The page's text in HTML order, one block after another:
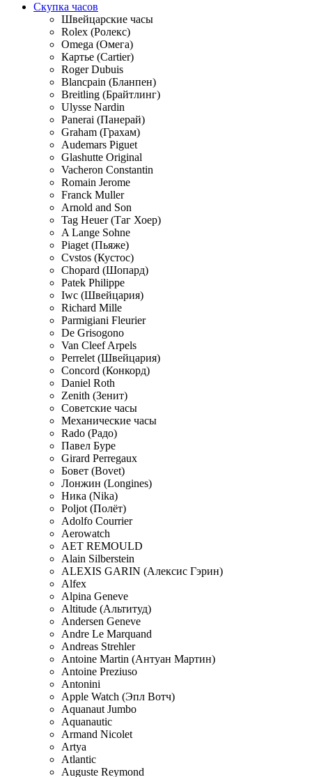
Скупка часов
Швейцарские часы
Rolex (Ролекс)
Omega (Омега)
Картье (Cartier)
Roger Dubuis
Blancpain (Бланпен)
Breitling (Брайтлинг)
Ulysse Nardin
Panerai (Панерай)
Graham (Грахам)
Audemars Piguet
Glashutte Original
Vacheron Constantin
Romain Jerome
Franck Muller
Arnold and Son
Tag Heuer (Таг Хоер)
A Lange Sohne
Piaget (Пьяже)
Cvstos (Кустос)
Chopard (Шопард)
Patek Philippe
Iwc (Швейцария)
Richard Mille
Parmigiani Fleurier
De Grisogono
Van Cleef Arpels
Perrelet (Швейцария)
Concord (Конкорд)
Daniel Roth
Zenith (Зенит)
Советские часы
Механические часы
Rado (Радо)
Павел Буре
Girard Perregaux
Бовет (Bovet)
Лонжин (Longines)
Ника (Nika)
Poljot (Полёт)
Adolfo Courrier
Aerowatch
AET REMOULD
Alain Silberstein
ALEXIS GARIN (Алексис Гэрин)
Alfex
Alpina Geneve
Altitude (Альтитуд)
Andersen Geneve
Andre Le Marquand
Andreas Strehler
Antoine Martin (Антуан Мартин)
Antoine Preziuso
Antonini
Apple Watch (Эпл Вотч)
Aquanaut Jumbo
Aquanautic
Armand Nicolet
Artya
Atlantic
Auguste Reymond